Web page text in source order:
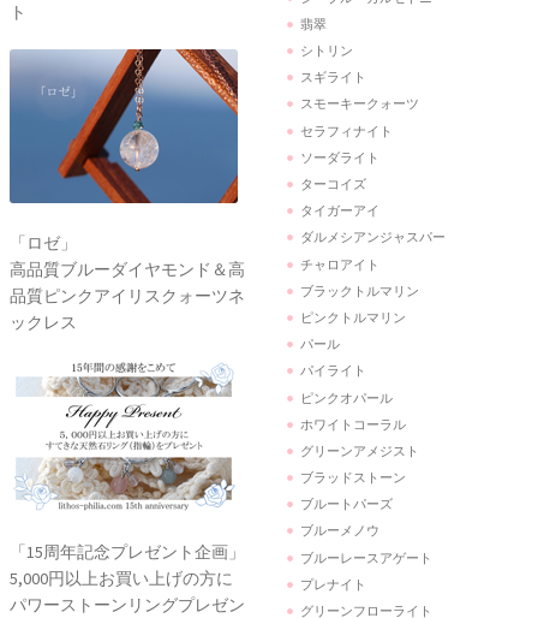
ト
「ロゼ」
高品質ブルーダイヤモンド＆高
品質ピンクアイリスクォーツネ
ックレス
「15周年記念プレゼント企画」
5,000円以上お買い上げの方に
パワーストーンリングプレゼン
翡翠
シトリン
スギライト
スモーキークォーツ
セラフィナイト
ソーダライト
ターコイズ
タイガーアイ
ダルメシアンジャスパー
チャロアイト
ブラックトルマリン
ピンクトルマリン
パール
パイライト
ピンクオパール
ホワイトコーラル
グリーンアメジスト
ブラッドストーン
ブルートパーズ
ブルーメノウ
ブルーレースアゲート
プレナイト
グリーンフローライト